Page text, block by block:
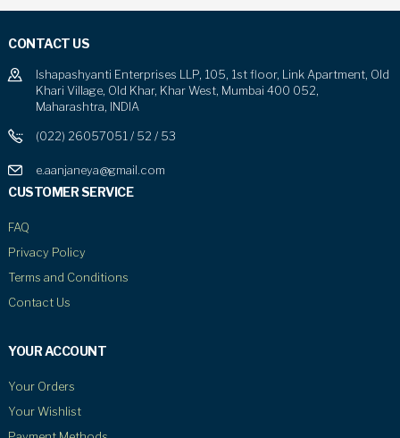
CONTACT US
Ishapashyanti Enterprises LLP, 105, 1st floor, Link Apartment, Old
Khari Village, Old Khar, Khar West, Mumbai 400 052,
Maharashtra, INDIA
(022) 26057051 / 52 / 53
e.aanjaneya@gmail.com
CUSTOMER SERVICE
FAQ
Privacy Policy
Terms and Conditions
Contact Us
YOUR ACCOUNT
Your Orders
Your Wishlist